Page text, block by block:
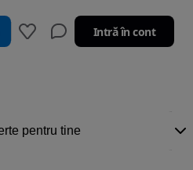
Intră în cont